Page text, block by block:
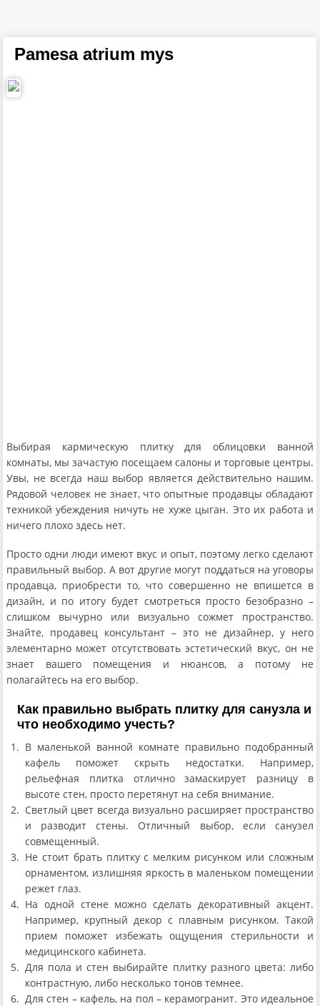
Pamesa atrium mys
Выбирая кармическую плитку для облицовки ванной
комнаты, мы зачастую посещаем салоны и торговые центры.
Увы, не всегда наш выбор является действительно нашим.
Рядовой человек не знает, что опытные продавцы обладают
техникой убеждения ничуть не хуже цыган. Это их работа и
ничего плохо здесь нет.
Просто одни люди имеют вкус и опыт, поэтому легко сделают
правильный выбор. А вот другие могут поддаться на уговоры
продавца, приобрести то, что совершенно не впишется в
дизайн, и по итогу будет смотреться просто безобразно –
слишком вычурно или визуально сожмет пространство.
Знайте, продавец консультант – это не дизайнер, у него
элементарно может отсутствовать эстетический вкус, он не
знает вашего помещения и нюансов, а потому не
полагайтесь на его выбор.
Как правильно выбрать плитку для санузла и
что необходимо учесть?
В маленькой ванной комнате правильно подобранный
кафель поможет скрыть недостатки. Например,
рельефная плитка отлично замаскирует разницу в
высоте стен, просто перетянут на себя внимание.
Светлый цвет всегда визуально расширяет пространство
и разводит стены. Отличный выбор, если санузел
совмещенный.
Не стоит брать плитку с мелким рисунком или сложным
орнаментом, излишняя яркость в маленьком помещении
режет глаз.
На одной стене можно сделать декоративный акцент.
Например, крупный декор с плавным рисунком. Такой
прием поможет избежать ощущения стерильности и
медицинского кабинета.
Для пола и стен выбирайте плитку разного цвета: либо
контрастную, либо несколько тонов темнее.
Для стен – кафель, на пол – керамогранит. Это идеальное